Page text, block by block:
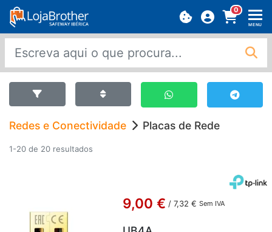
0
MENU
Redes e Conectividade Placas de Rede
1-20 de 20 resultados
9,00 € / 7,32 € Sem IVA